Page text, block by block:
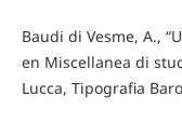
Baudi di Vesme, A.,
en Miscellanea di
Lucca, Tipografia